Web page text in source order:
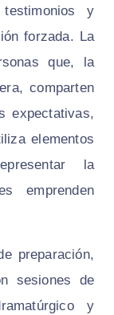
y
forzada. La
que, la
comparten
expectativas,
elementos
la
emprenden
preparación,
sesiones de
y